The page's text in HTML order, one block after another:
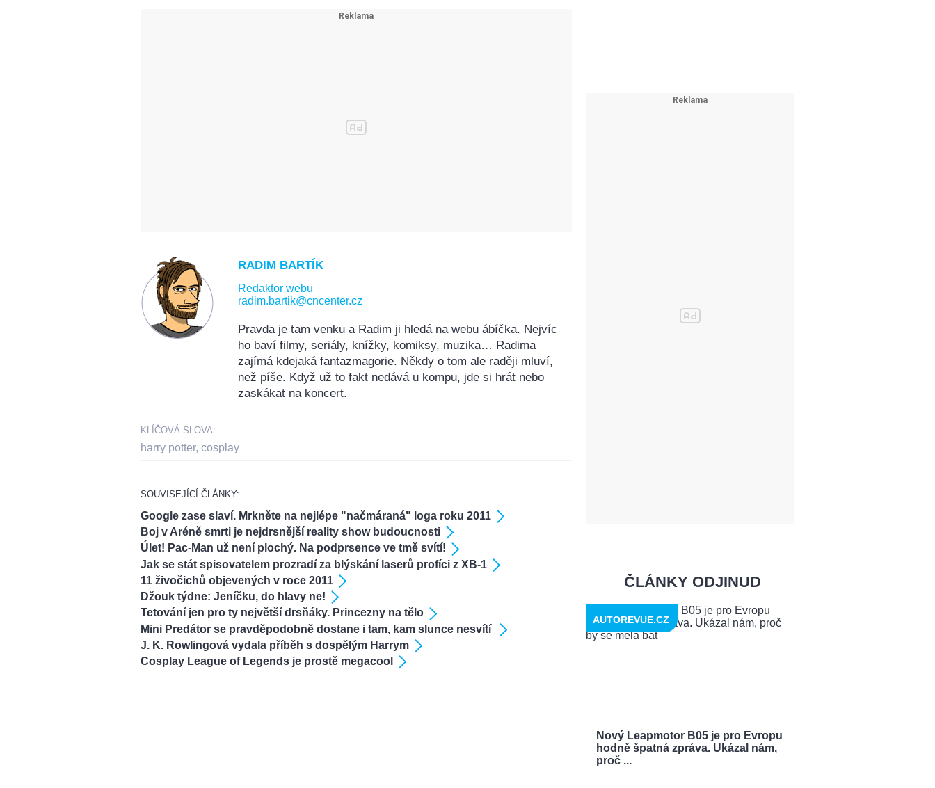
RADIM BARTÍK
Redaktor webu
radim.bartik@cncenter.cz
Pravda je tam venku a Radim ji hledá na webu ábíčka. Nejvíc
ho baví filmy, seriály, knížky, komiksy, muzika… Radima
zajímá kdejaká fantazmagorie. Někdy o tom ale raději mluví,
než píše. Když už to fakt nedává u kompu, jde si hrát nebo
zaskákat na koncert.
KLÍČOVÁ SLOVA:
harry potter, cosplay
SOUVISEJÍCÍ ČLÁNKY:
Google zase slaví. Mrkněte na nejlépe "načmáraná" loga roku 2011
Boj v Aréně smrti je nejdrsnější reality show budoucnosti
Úlet! Pac-Man už není plochý. Na podprsence ve tmě svítí!
Jak se stát spisovatelem prozradí za blýskání laserů profíci z XB-1
11 živočichů objevených v roce 2011
Džouk týdne: Jeníčku, do hlavy ne!
Tetování jen pro ty největší drsňáky. Princezny na tělo
Mini Predátor se pravděpodobně dostane i tam, kam slunce nesvítí
J. K. Rowlingová vydala příběh s dospělým Harrym
Cosplay League of Legends je prostě megacool
ČLÁNKY ODJINUD
Nový Leapmotor B05 je pro Evropu
hodně špatná zpráva. Ukázal nám,
proč ...
AUTOREVUE.CZ